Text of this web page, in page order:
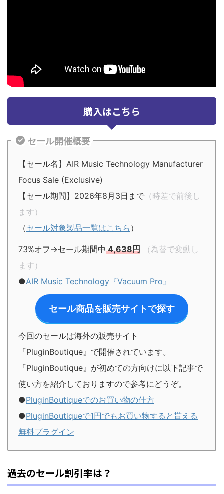
購入はこちら
セール開催概要
【セール名】AIR Music Technology Manufacturer
Focus Sale (Exclusive)
【セール期間】2026年8月3日まで （時差で前後し
ます）
（セール対象製品一覧はこちら ）
73%オフ→セール期間中4,638円
（為替で変動し
ます）
●AIR Music Technology『Vacuum Pro』
セール商品を販売サイトで探す
今回のセールは海外の販売サイト
『PluginBoutique』で開催されています。
『PluginBoutique』が初めての方向けに以下記事で
使い方を紹介しておりますので参考にどうぞ。
●PluginBoutiqueでのお買い物の仕方
●PluginBoutiqueで1円でもお買い物すると貰える
無料プラグイン
過去のセール割引率は？